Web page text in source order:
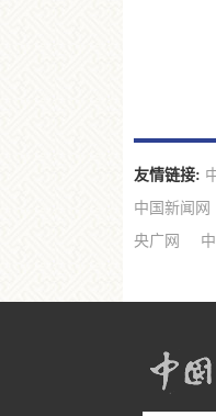
友情链接:
中国新闻网
央广网